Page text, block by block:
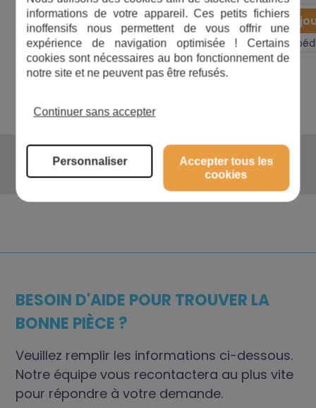
25 Circlips 70021 3,00€
1 2
BESOIN D'AIDE POUR TROUVER LA
BONNE PIÈCE ?
Veuillez remplir les informations ci-dessous.
Notre équipe vous recontactera au plus vite
pour répondre à votre demande.
informations de votre appareil. Ces petits fichiers
inoffensifs nous permettent de vous offrir une
expérience de navigation optimisée ! Certains
cookies sont nécessaires au bon fonctionnement de
notre site et ne peuvent pas être refusés.
Continuer sans accepter
Personnaliser
Accepter tous les
cookies